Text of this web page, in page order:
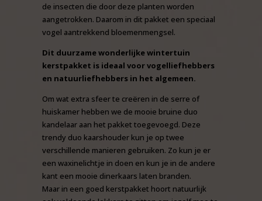
de insecten die door deze planten worden
aangetrokken. Daarom in dit pakket een speciaal
vogel aantrekkend bloemenmengsel.
Dit duurzame wonderlijke wintertuin
kerstpakket is ideaal voor vogelliefhebbers
en natuurliefhebbers in het algemeen.
Om wat extra sfeer te creëren in de serre of
huiskamer hebben we de mooie bruine duo
kandelaar aan het pakket toegevoegd. Deze
trendy duo kaarshouder kun je op twee
verschillende manieren gebruiken. Zo kun je er
een waxinelichtje in doen en kun je in de andere
kant een mooie dinerkaars laten branden.
Maar in een goed kerstpakket hoort natuurlijk